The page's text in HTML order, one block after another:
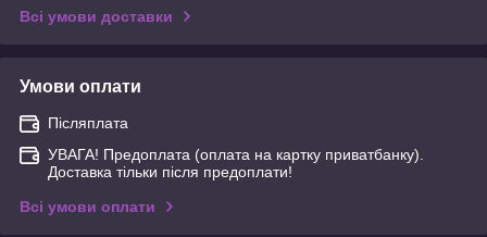
Всі умови доставки
Умови оплати
Післяплата
УВАГА! Предоплата (оплата на картку приватбанку).
Доставка тільки після предоплати!
Всі умови оплати